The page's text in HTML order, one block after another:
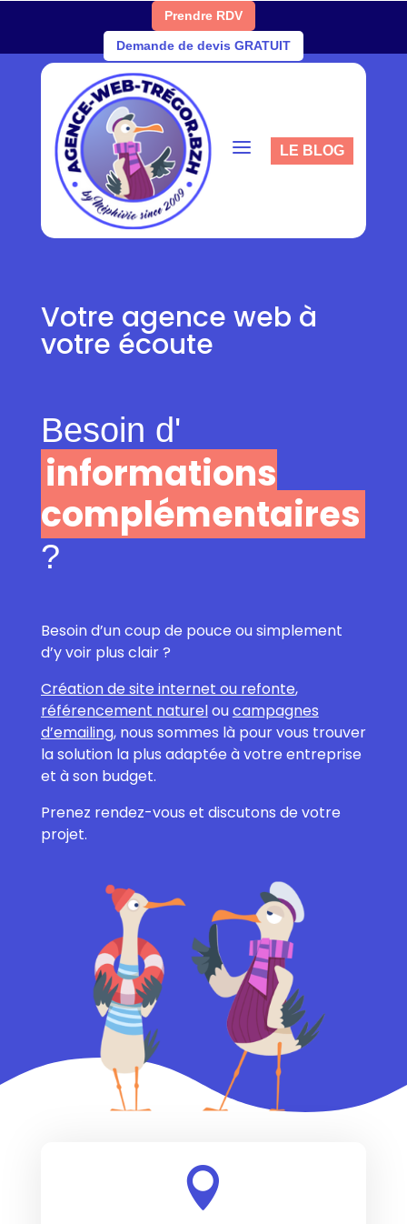
Prendre RDV
Demande de devis GRATUIT
a LE BLOG
Votre agence web à
votre écoute
Besoin d'
informations
complémentaires
?
Besoin d’un coup de pouce ou simplement
d’y voir plus clair ?
Création de site internet ou refonte,
référencement natureloucampagnes
d’emailing, nous sommes là pour vous trouver
la solution la plus adaptée à votre entreprise
et à son budget.
Prenez rendez-vous et discutons de votre
projet.
